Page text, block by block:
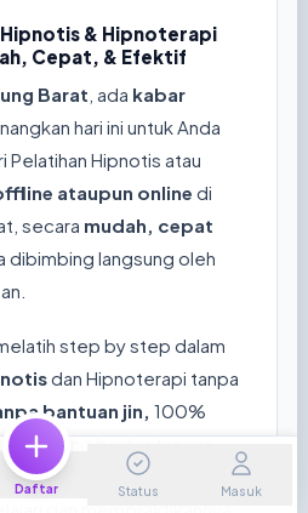
Hipnotis & Hipnoterapi
Cepat, & Efektif
Barat , ada kabar
hari ini untuk Anda
Pelatihan Hipnotis atau
ataupun online di
secara mudah, cepat
dibimbing langsung oleh
step by step dalam
dan Hipnoterapi tanpa
bantuan jin, 100%
yang bertentangan
Hanya dalam2 hari
Daftar Status Masuk